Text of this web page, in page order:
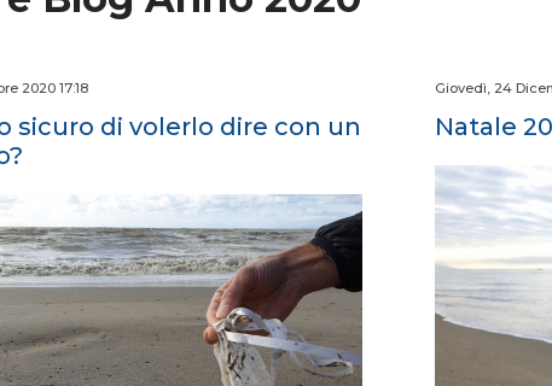
2020 17:18
sicuro di volerlo dire con un
Giovedì, 24
Natale